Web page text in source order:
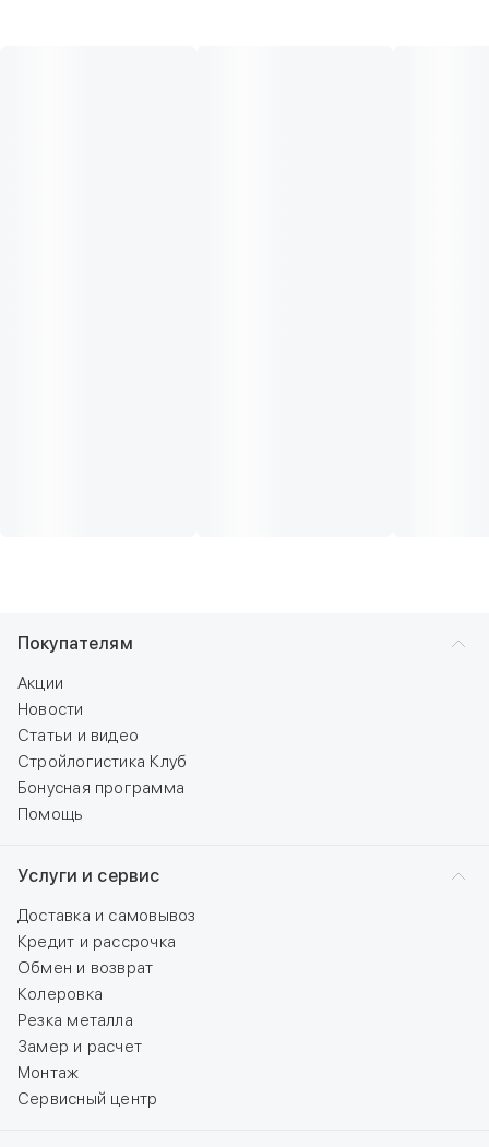
Покупателям
Акции
Новости
Статьи и видео
Стройлогистика Клуб
Бонусная программа
Помощь
Услуги и сервис
Доставка и самовывоз
Кредит и рассрочка
Обмен и возврат
Колеровка
Резка металла
Замер и расчет
Монтаж
Сервисный центр